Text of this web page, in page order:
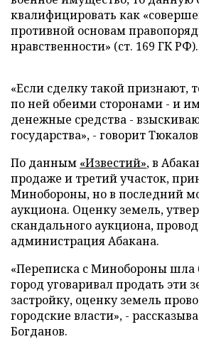
квалифицировать как
противной основам
нравственности» (ст. 169 ГК РФ).
«Если сделку такой признают,
по ней обеими сторонами - и
денежные средства -
государства», - говорит
По данным «Известий», в
продаже и третий участок,
Минобороны, но в последний
аукциона. Оценку земель,
скандального аукциона,
администрация Абакана.
«Переписка с Минобороны шла
город уговаривал продать эти
застройку, оценку земель
городские власти», -
Богданов.